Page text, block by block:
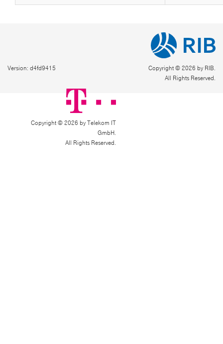
Version: d4fd9415
Copyright © 2026 by RIB.
All Rights Reserved.
Copyright © 2026 by Telekom IT
GmbH.
All Rights Reserved.